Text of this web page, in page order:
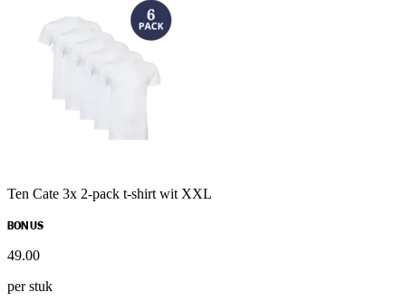
Ten Cate 3x 2-pack t-shirt wit XXL
BONUS
49.00
per stuk